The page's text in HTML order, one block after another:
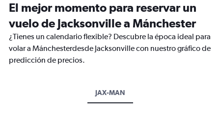
El mejor momento para reservar un
vuelo de Jacksonville a Mánchester
¿Tienes un calendario flexible? Descubre la época ideal para
volar a Mánchesterdesde Jacksonville con nuestro gráfico de
predicción de precios.
JAX-MAN